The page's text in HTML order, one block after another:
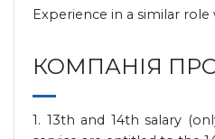
Experience in a similar
КОМПАНІЯ
1. 13th and 14th salary